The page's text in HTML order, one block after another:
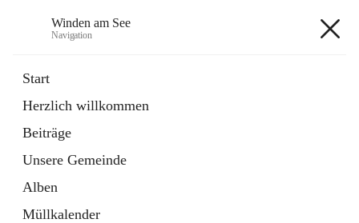
Winden am See
Navigation
Start
Herzlich willkommen
Beiträge
Unsere Gemeinde
Alben
Müllkalender
Externe Webseite
in
Tab
Bebauungsplan
öffnet
in
neuem
Tab